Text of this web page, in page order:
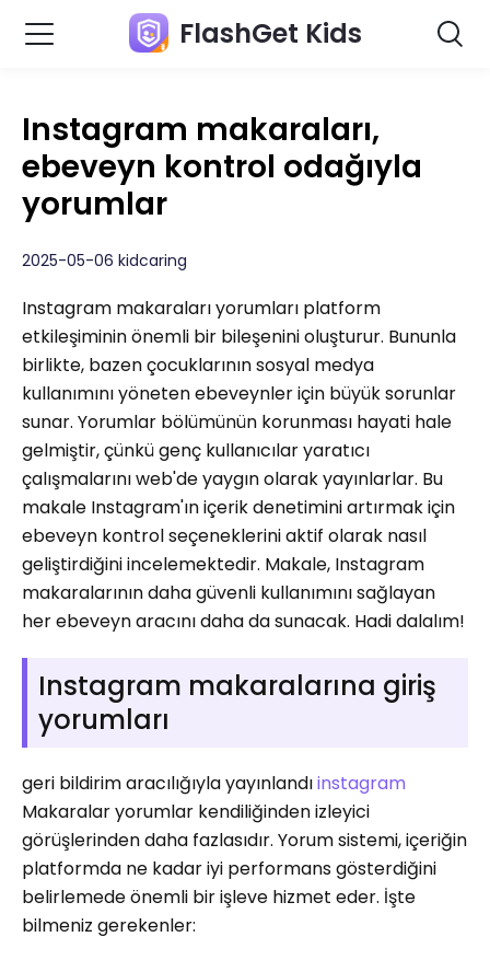
FlashGet Kids
Instagram makaraları,
ebeveyn kontrol odağıyla
yorumlar
2025-05-06 kidcaring
Instagram makaraları yorumları platform
etkileşiminin önemli bir bileşenini oluşturur. Bununla
birlikte, bazen çocuklarının sosyal medya
kullanımını yöneten ebeveynler için büyük sorunlar
sunar. Yorumlar bölümünün korunması hayati hale
gelmiştir, çünkü genç kullanıcılar yaratıcı
çalışmalarını web'de yaygın olarak yayınlarlar. Bu
makale Instagram'ın içerik denetimini artırmak için
ebeveyn kontrol seçeneklerini aktif olarak nasıl
geliştirdiğini incelemektedir. Makale, Instagram
makaralarının daha güvenli kullanımını sağlayan
her ebeveyn aracını daha da sunacak. Hadi dalalım!
Instagram makaralarına giriş
yorumları
geri bildirim aracılığıyla yayınlandıinstagram
Makaralar yorumlar kendiliğinden izleyici
görüşlerinden daha fazlasıdır. Yorum sistemi, içeriğin
platformda ne kadar iyi performans gösterdiğini
belirlemede önemli bir işleve hizmet eder. İşte
bilmeniz gerekenler: